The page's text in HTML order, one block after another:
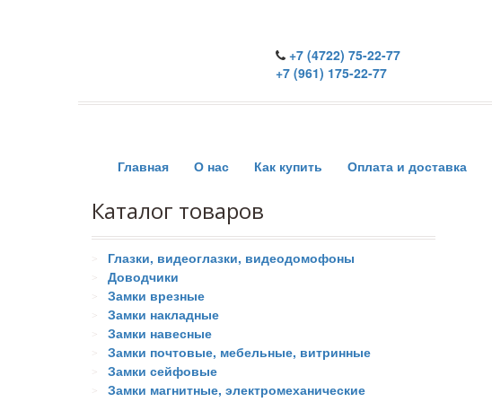
+7 (4722) 75-22-77
+7 (961) 175-22-77
Главная О нас Как купить Оплата и доставка
Каталог товаров
Глазки, видеоглазки, видеодомофоны
Доводчики
Замки врезные
Замки накладные
Замки навесные
Замки почтовые, мебельные, витринные
Замки сейфовые
Замки магнитные, электромеханические